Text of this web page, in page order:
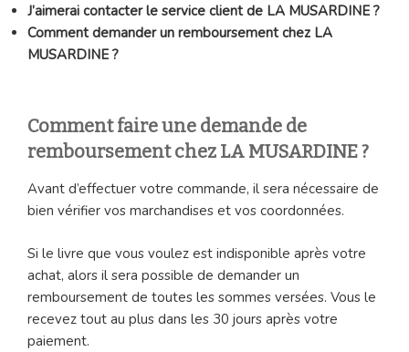
J’aimerai contacter le service client de LA MUSARDINE ?
Comment demander un remboursement chez LA
MUSARDINE ?
Comment faire une demande de
remboursement chez LA MUSARDINE ?
Avant d’effectuer votre commande, il sera nécessaire de
bien vérifier vos marchandises et vos coordonnées.
Si le livre que vous voulez est indisponible après votre
achat, alors il sera possible de demander un
remboursement de toutes les sommes versées. Vous le
recevez tout au plus dans les 30 jours après votre
paiement.